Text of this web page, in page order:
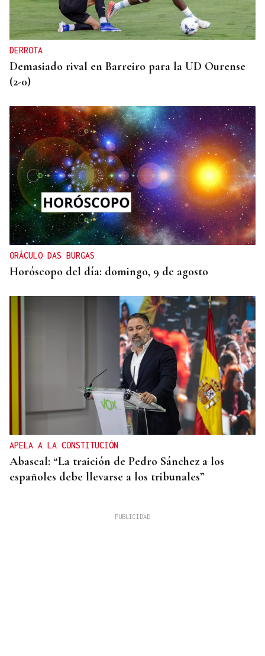
Estas son las medidas acordadas por la Xunta,
CEG y UGT para reducir las bajas laborales
DERROTA
Demasiado rival en Barreiro para la UD Ourense
(2-0)
ORÁCULO DAS BURGAS
Horóscopo del día: domingo, 9 de agosto
APELA A LA CONSTITUCIÓN
Abascal: “La traición de Pedro Sánchez a los
españoles debe llevarse a los tribunales”